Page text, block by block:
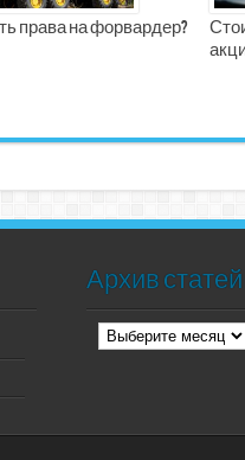
права на форвардер?
Архив статей
Архив
статей